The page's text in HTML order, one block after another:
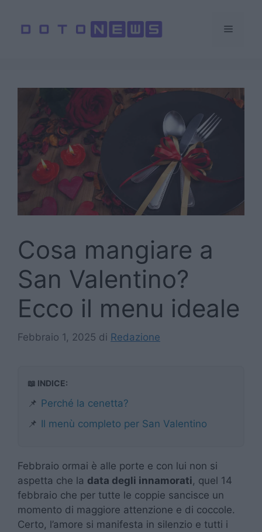
contenuto
Menu
Cosa mangiare a
San Valentino?
Ecco il menu ideale
Febbraio 1, 2025 di Redazione
📖 INDICE:
📌 Perché la cenetta?
📌 Il menù completo per San Valentino
Febbraio ormai è alle porte e con lui non si
aspetta che la data degli innamorati, quel 14
febbraio che per tutte le coppie sancisce un
momento di maggiore attenzione e di coccole.
Certo, l’amore si manifesta in silenzio e tutti i